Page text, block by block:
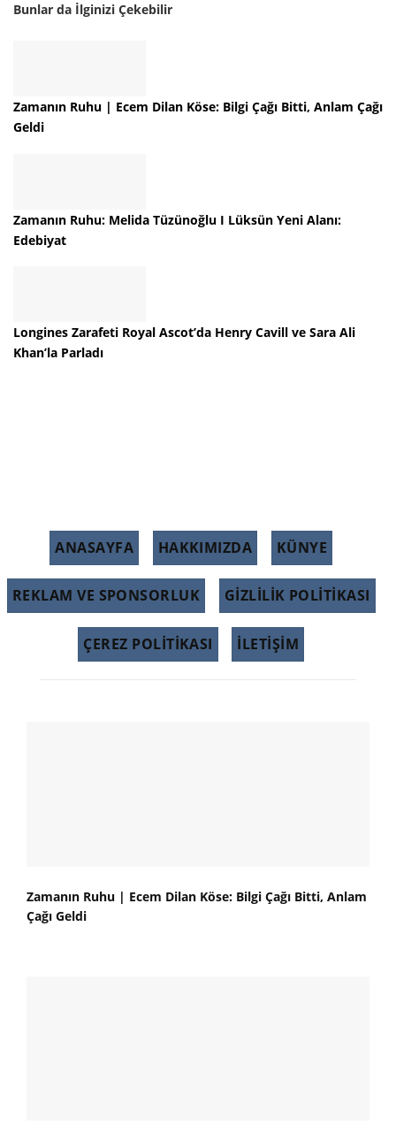
Bunlar da İlginizi Çekebilir
Zamanın Ruhu | Ecem Dilan Köse: Bilgi Çağı Bitti, Anlam Çağı
Geldi
Zamanın Ruhu: Melida Tüzünoğlu I Lüksün Yeni Alanı:
Edebiyat
Longines Zarafeti Royal Ascot’da Henry Cavill ve Sara Ali
Khan’la Parladı
ANASAYFA HAKKIMIZDA KÜNYE
REKLAM VE SPONSORLUK GIZLILIK POLITIKASI
ÇEREZ POLITIKASI İLETİŞİM
Zamanın Ruhu | Ecem Dilan Köse: Bilgi Çağı Bitti, Anlam
Çağı Geldi